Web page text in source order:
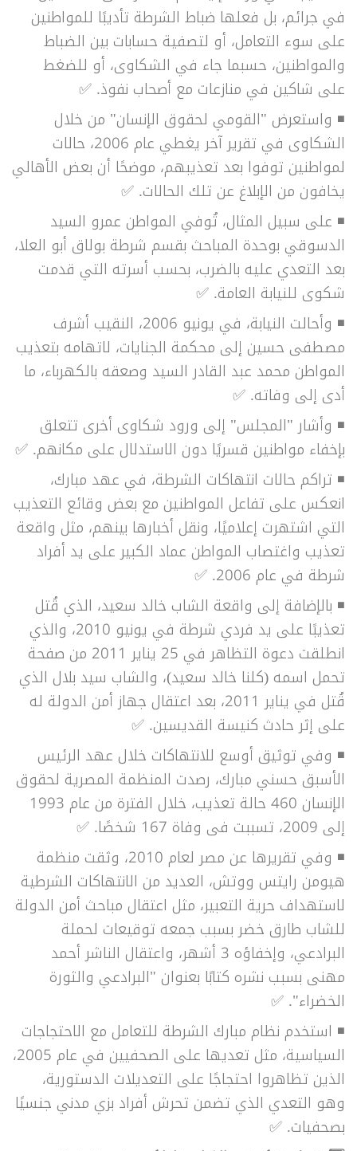
في جرائم، بل فعلها ضباط الشرطة تأديبًا للمواطنين
على سوء التعامل، أو لتصفية حسابات بين الضباط
والمواطنين، حسبما جاء في الشكاوى، أو للضغط
على شاكين في منازعات مع أصحاب نفوذ. ✅
◾ واستعرض "القومي لحقوق الإنسان" من خلال
الشكاوى في تقرير آخر يغطي عام 2006، حالات
لمواطنين توفوا بعد تعذيبهم، موضحًا أن بعض الأهالي
يخافون من الإبلاغ عن تلك الحالات. ✅
◾ على سبيل المثال، تُوفي المواطن عمرو السيد
الدسوقي بوحدة المباحث بقسم شرطة بولاق أبو العلا،
بعد التعدي عليه بالضرب، بحسب أسرته التي قدمت
شكوى للنيابة العامة. ✅
◾ وأحالت النيابة، في يونيو 2006، النقيب أشرف
مصطفى حسين إلى محكمة الجنايات، لاتهامه بتعذيب
المواطن محمد عبد القادر السيد وصعقه بالكهرباء، ما
أدى إلى وفاته. ✅
◾ وأشار "المجلس" إلى ورود شكاوى أخرى تتعلق
بإخفاء مواطنين قسريًا دون الاستدلال على مكانهم. ✅
◾ تراكم حالات انتهاكات الشرطة، في عهد مبارك،
انعكس على تفاعل المواطنين مع بعض وقائع التعذيب
التي اشتهرت إعلاميًا، ونقل أخبارها بينهم، مثل واقعة
تعذيب واغتصاب المواطن عماد الكبير على يد أفراد
شرطة في عام 2006. ✅
◾ بالإضافة إلى واقعة الشاب خالد سعيد، الذي قُتل
تعذيبًا على يد فردي شرطة في يونيو 2010، والذي
انطلقت دعوة التظاهر في 25 يناير 2011 من صفحة
تحمل اسمه (كلنا خالد سعيد)، والشاب سيد بلال الذي
قُتل في يناير 2011، بعد اعتقال جهاز أمن الدولة له
على إثر حادث كنيسة القديسين. ✅
◾ وفي توثيق أوسع للانتهاكات خلال عهد الرئيس
الأسبق حسني مبارك، رصدت المنظمة المصرية لحقوق
الإنسان 460 حالة تعذيب، خلال الفترة من عام 1993
إلى 2009، تسببت فى وفاة 167 شخصًا. ✅
◾ وفي تقريرها عن مصر لعام 2010، وثقت منظمة
هيومن رايتس ووتش، العديد من الانتهاكات الشرطية
لاستهداف حرية التعبير، مثل اعتقال مباحث أمن الدولة
للشاب طارق خضر بسبب جمعه توقيعات لحملة
البرادعي، وإخفاؤه 3 أشهر، واعتقال الناشر أحمد
مهنى بسبب نشره كتابًا بعنوان "البرادعي والثورة
الخضراء". ✅
◾ استخدم نظام مبارك الشرطة للتعامل مع الاحتجاجات
السياسية، مثل تعديها على الصحفيين في عام 2005،
الذين تظاهروا احتجاجًا على التعديلات الدستورية،
وهو التعدي الذي تضمن تحرش أفراد بزي مدني جنسيًا
بصحفيات. ✅